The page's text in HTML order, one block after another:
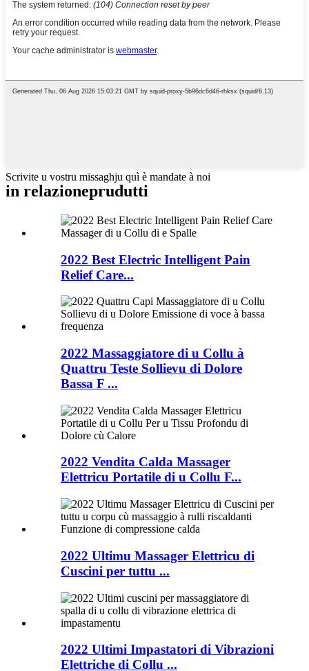
Scrivite u vostru missaghju quì è mandate à noi
in relazioneprudutti
2022 Best Electric Intelligent Pain
Relief Care...
2022 Massaggiatore di u Collu à
Quattru Teste Sollievu di Dolore
Bassa F ...
2022 Vendita Calda Massager
Elettricu Portatile di u Collu F...
2022 Ultimu Massager Elettricu di
Cuscini per tuttu ...
2022 Ultimi Impastatori di Vibrazioni
Elettriche di Collu ...